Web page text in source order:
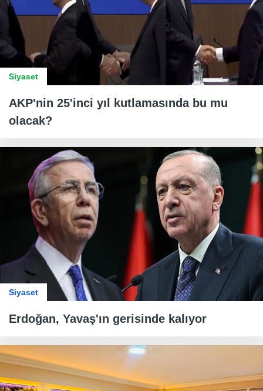
Siyaset
AKP'nin 25'inci yıl kutlamasında bu mu
olacak?
Siyaset
Erdoğan, Yavaş'ın gerisinde kalıyor